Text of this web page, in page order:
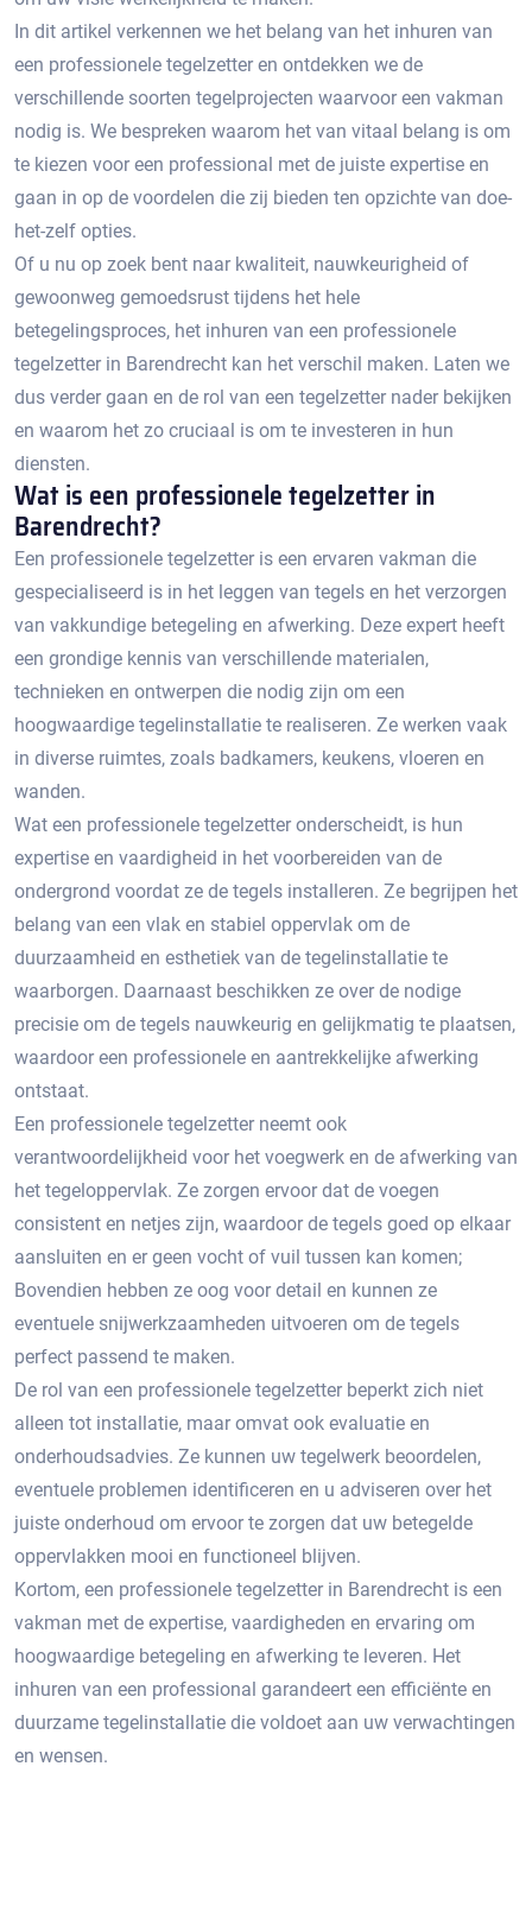
In dit artikel verkennen we het belang van het inhuren van
een professionele tegelzetter en ontdekken we de
verschillende soorten tegelprojecten waarvoor een vakman
nodig is.​ We bespreken waarom het van vitaal belang is om
te kiezen voor een professional met de juiste expertise en
gaan in op de voordelen die zij bieden ten opzichte van doe-
het-zelf opties.​
Of u nu op zoek bent naar kwaliteit, nauwkeurigheid of
gewoonweg gemoedsrust tijdens het hele
betegelingsproces, het inhuren van een professionele
tegelzetter in Barendrecht kan het verschil maken.​ Laten we
dus verder gaan en de rol van een tegelzetter nader bekijken
en waarom het zo cruciaal is om te investeren in hun
diensten.​
Wat is een professionele tegelzetter in
Barendrecht?​
Een professionele tegelzetter is een ervaren vakman die
gespecialiseerd is in het leggen van tegels en het verzorgen
van vakkundige betegeling en afwerking. Deze expert heeft
een grondige kennis van verschillende materialen,
technieken en ontwerpen die nodig zijn om een
hoogwaardige tegelinstallatie te realiseren.​ Ze werken vaak
in diverse ruimtes, zoals badkamers, keukens, vloeren en
wanden.​
Wat een professionele tegelzetter onderscheidt, is hun
expertise en vaardigheid in het voorbereiden van de
ondergrond voordat ze de tegels installeren.​ Ze begrijpen het
belang van een vlak en stabiel oppervlak om de
duurzaamheid en esthetiek van de tegelinstallatie te
waarborgen.​ Daarnaast beschikken ze over de nodige
precisie om de tegels nauwkeurig en gelijkmatig te plaatsen,
waardoor een professionele en aantrekkelijke afwerking
ontstaat.​
Een professionele tegelzetter neemt ook
verantwoordelijkheid voor het voegwerk en de afwerking van
het tegeloppervlak.​ Ze zorgen ervoor dat de voegen
consistent en netjes zijn, waardoor de tegels goed op elkaar
aansluiten en er geen vocht of vuil tussen kan komen;
Bovendien hebben ze oog voor detail en kunnen ze
eventuele snijwerkzaamheden uitvoeren om de tegels
perfect passend te maken.​
De rol van een professionele tegelzetter beperkt zich niet
alleen tot installatie, maar omvat ook evaluatie en
onderhoudsadvies. Ze kunnen uw tegelwerk beoordelen,
eventuele problemen identificeren en u adviseren over het
juiste onderhoud om ervoor te zorgen dat uw betegelde
oppervlakken mooi en functioneel blijven.
Kortom, een professionele tegelzetter in Barendrecht is een
vakman met de expertise, vaardigheden en ervaring om
hoogwaardige betegeling en afwerking te leveren.​ Het
inhuren van een professional garandeert een efficiënte en
duurzame tegelinstallatie die voldoet aan uw verwachtingen
en wensen.​